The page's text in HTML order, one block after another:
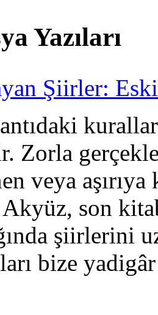
Yazıları
Şiirler:
Zorla
veya
son
şiirlerini
bize